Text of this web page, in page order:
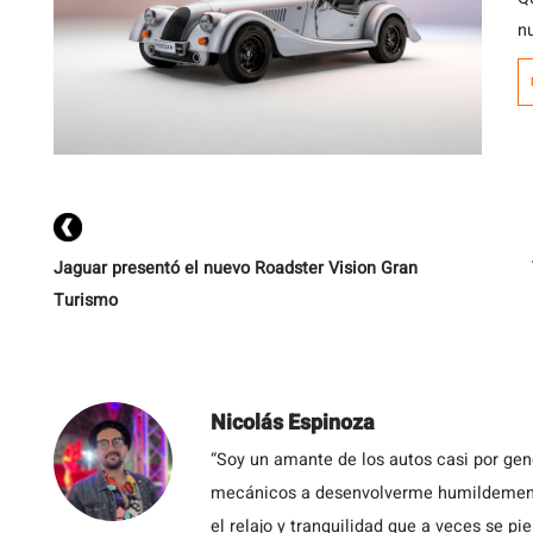
Jaguar presentó el nuevo Roadster Vision Gran
Turismo
Nicolás Espinoza
“Soy un amante de los autos casi por
mecánicos a desenvolverme
el relajo y tranquilidad que a veces se